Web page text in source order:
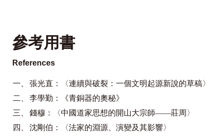
參考用書
References
一、
張光直：〈連續與破裂：一個文明起源新說的草稿〉
二、
李學勤：《青銅器的奧秘》
三、
錢穆：〈中國道家思想的開山大宗師——莊周〉
四、
沈剛伯：〈法家的淵源、演變及其影響〉